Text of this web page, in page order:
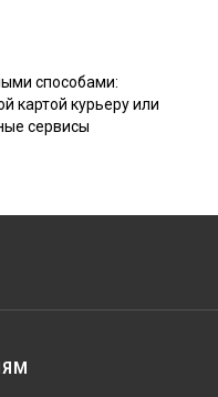
способами:
картой курьеру или
сервисы